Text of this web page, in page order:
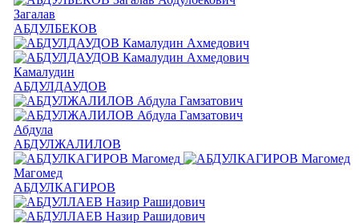
Загалав
АБДУЛБЕКОВ
Камалудин
АБДУЛДАУДОВ
Абдула
АБДУЛЖАЛИЛОВ
Магомед
АБДУЛКАГИРОВ